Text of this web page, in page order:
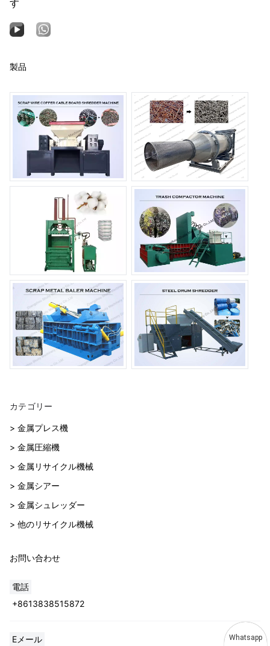
す
製品
カテゴリー
> 金属プレス機
> 金属圧縮機
> 金属リサイクル機械
> 金属シアー
> 金属シュレッダー
> 他のリサイクル機械
お問い合わせ
電話
+8613838515872
Eメール Whatsapp